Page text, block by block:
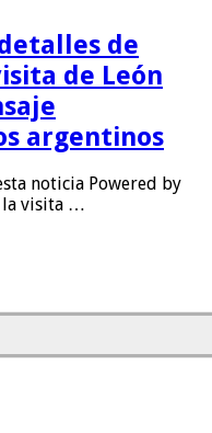
de
de León
argentinos
noticia Powered by
la visita …